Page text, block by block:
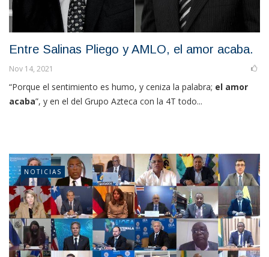
Entre Salinas Pliego y AMLO, el amor acaba.
Nov 14, 2021
“Porque el sentimiento es humo, y ceniza la palabra; el amor
acaba”, y en el del Grupo Azteca con la 4T todo...
NOTICIAS